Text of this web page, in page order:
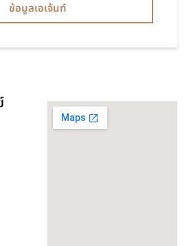
ข้อมูลเอเจ้นท์